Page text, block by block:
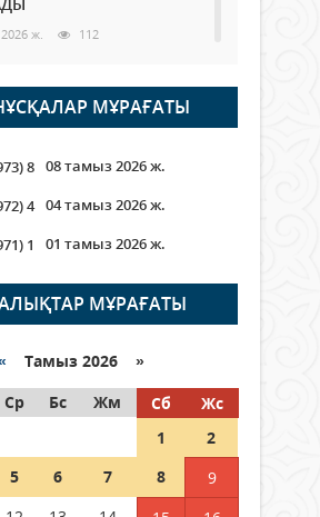
ж. 112
Қызылорда облысы
20
көрерменнің
қамтамасыз етті
ж.
АРҚЫЛЫ ҚАЛАЙ
ж. 288
Казахстана,
ж. 168
Қазақстан
қалай дауыс бере
МҰРАҒАТЫ
8 08 тамыз 2026 ж.
4 04 тамыз 2026 ж.
1
01 тамыз 2026 ж.
МҰРАҒАТЫ
Тамыз 2026 »
Ср Бс Жм Сб
Жс
1
2
5 6 7 8
9